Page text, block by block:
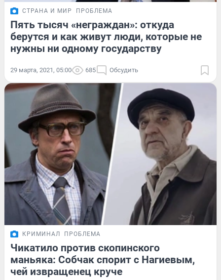
СТРАНА И МИР ПРОБЛЕМА
Пять тысяч «неграждан»: откуда
берутся и как живут люди, которые не
нужны ни одному государству
29 марта, 2021, 05:00 685 Обсудить
КРИМИНАЛ ПРОБЛЕМА
Чикатило против скопинского
маньяка: Собчак спорит с Нагиевым,
чей извращенец круче